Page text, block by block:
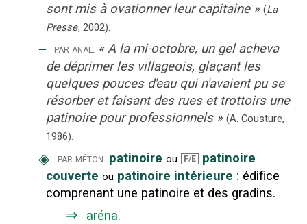
sont mis à ovationner leur capitaine » (La
Presse, 2002).
‒ par anal. « A la mi-octobre, un gel acheva
de déprimer les villageois, glaçant les
quelques pouces d'eau qui n'avaient pu se
résorber et faisant des rues et trottoirs une
patinoire pour professionnels » (A. Cousture,
1986).
◈ par méton. patinoire ou F/E
patinoire
couverte ou patinoire intérieure : édifice
comprenant une patinoire et des gradins.
⇒ aréna.